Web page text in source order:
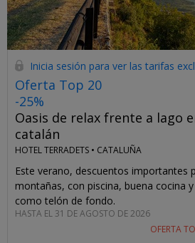
Inicia sesión para ver las tarifas
Oferta Top 20
-25%
Oasis de relax frente a lago
catalán
HOTEL TERRADETS • CATALUÑA
Este verano, descuentos importantes
montañas, con piscina, buena cocina
como telón de fondo.
HASTA EL 31 DE AGOSTO DE 2026
OFERTA